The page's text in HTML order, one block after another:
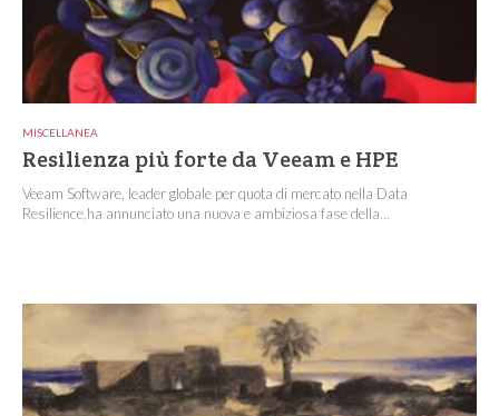
MISCELLANEA
Resilienza più forte da Veeam e HPE
Veeam Software, leader globale per quota di mercato nella Data
Resilience,ha annunciato una nuova e ambiziosa fase della...